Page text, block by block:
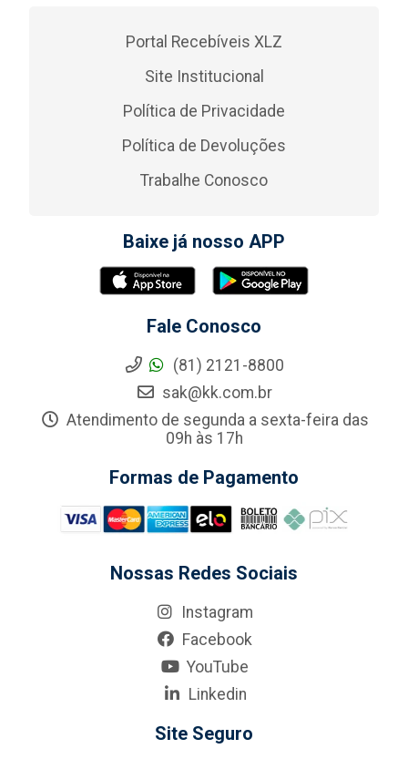
Portal Recebíveis XLZ
Site Institucional
Política de Privacidade
Política de Devoluções
Trabalhe Conosco
Baixe já nosso APP
Fale Conosco
(81) 2121-8800
sak@kk.com.br
Atendimento de segunda a sexta-feira das
09h às 17h
Formas de Pagamento
Nossas Redes Sociais
Instagram
Facebook
YouTube
Linkedin
Site Seguro